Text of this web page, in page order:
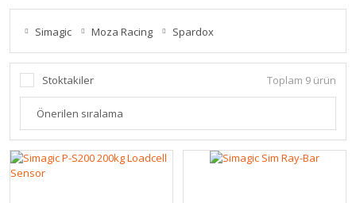
Simagic Moza Racing Spardox
Stoktakiler Toplam 9 ürün